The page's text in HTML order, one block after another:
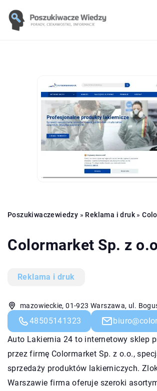
Poszukiwaczewiedzy » Reklama i druk »
Colormarket Sp. z
Reklama i druk
mazowieckie, 01-923 Warszawa, ul.
48505141323
Auto Lakiernia 24 to internetowy sklep
przez firmę Colormarket Sp. z o.o.,
sprzedaży produktów lakierniczych.
Warszawie firma oferuje szeroki